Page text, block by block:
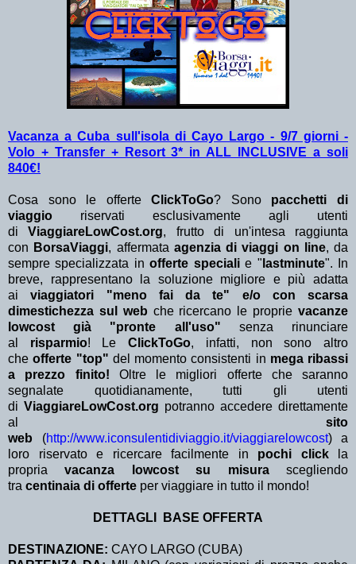
Vacanza a Cuba sull'isola di Cayo Largo - 9/7 giorni -
Volo + Transfer + Resort 3* in ALL INCLUSIVE a soli
840€!
Cosa sono le offerteClickToGo? Sono pacchetti di
viaggio riservati esclusivamente agli utenti
diViaggiareLowCost.org, frutto di un'intesa raggiunta
con BorsaViaggi, affermata agenzia di viaggi on line, da
sempre specializzata in offerte specialie " lastminute". In
breve, rappresentano la soluzione migliore e più adatta
aiviaggiatori "meno fai da te" e/o con scarsa
dimestichezza sul web che ricercano le proprievacanze
lowcost già "pronte all'uso" senza rinunciare
al risparmio! LeClickToGo, infatti, non sono altro
cheofferte "top" del momento consistenti in mega ribassi
a prezzo finito! Oltre le migliori offerte che saranno
segnalate quotidianamente, tutti gli utenti
di ViaggiareLowCost.org potranno accedere direttamente
al sito
web (http://www.iconsulentidiviaggio.it/viaggiarelowcost) a
loro riservato e ricercare facilmente in pochi clickla
propriavacanza lowcost su misurascegliendo
tra centinaia di offerte per viaggiare in tutto il mondo!
DETTAGLI BASE OFFERTA
DESTINAZIONE: CAYO LARGO (CUBA)